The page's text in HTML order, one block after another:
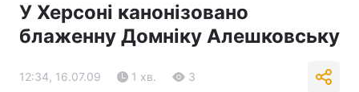
У Херсоні канонізовано
блаженну Домніку Алешковську
12:34, 16.07.09 1 хв. 3